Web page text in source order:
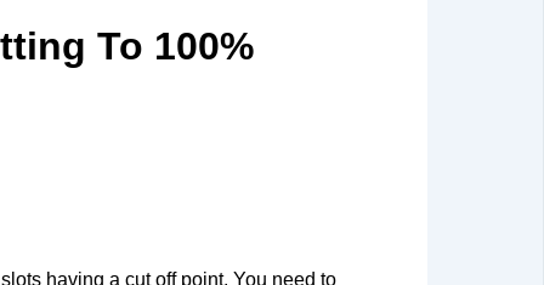
To 100%
having a cut off point. You need to